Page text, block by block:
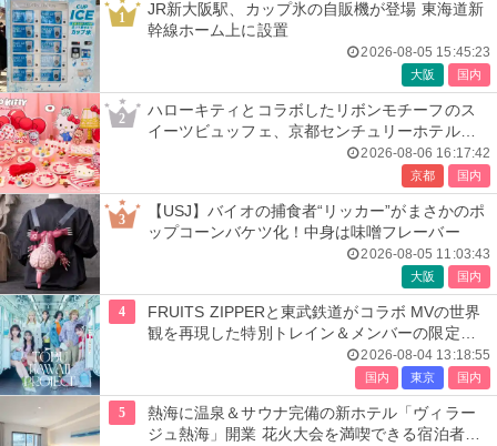
1
JR新大阪駅、カップ氷の自販機が登場 東海道新
幹線ホーム上に設置
2026-08-05 15:45:23
大阪 国内
2
ハローキティとコラボしたリボンモチーフのス
イーツビュッフェ、京都センチュリーホテルで
2026-08-06 16:17:42
京都 国内
3
【USJ】バイオの捕食者“リッカー”がまさかのポ
ップコーンバケツ化！中身は味噌フレーバー
2026-08-05 11:03:43
大阪 国内
4
FRUITS ZIPPERと東武鉄道がコラボ MVの世界
観を再現した特別トレイン＆メンバーの限定ア
2026-08-04 13:18:55
国内 東京 国内
5
熱海に温泉＆サウナ完備の新ホテル「ヴィラー
ジュ熱海」開業 花火大会を満喫できる宿泊者専